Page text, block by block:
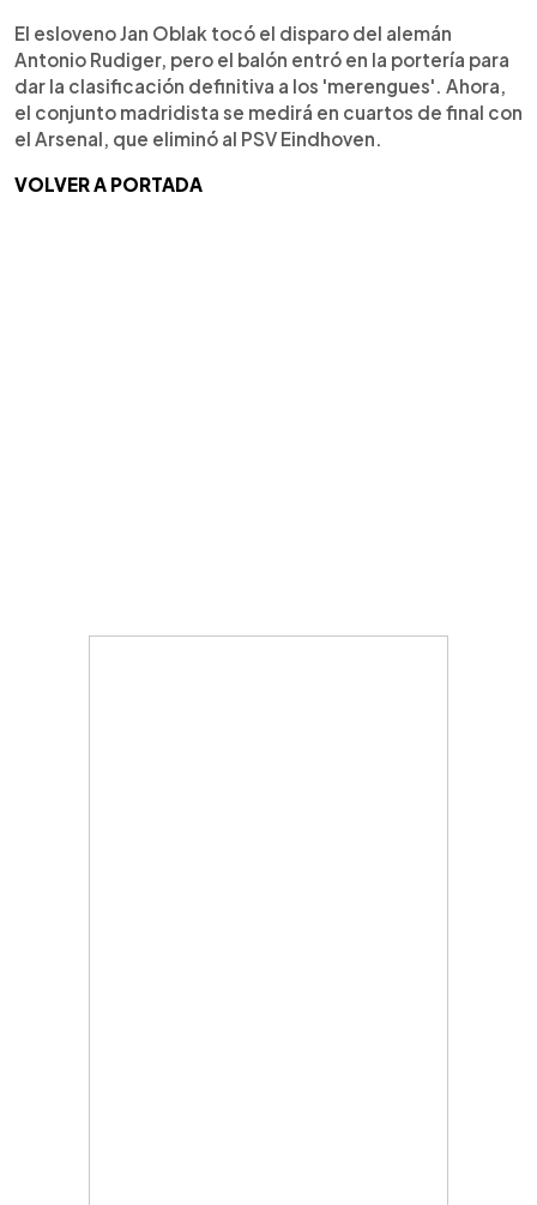
El esloveno Jan Oblak tocó el disparo del alemán
Antonio Rudiger, pero el balón entró en la portería para
dar la clasificación definitiva a los 'merengues'. Ahora,
el conjunto madridista se medirá en cuartos de final con
el Arsenal, que eliminó al PSV Eindhoven.
VOLVER A PORTADA